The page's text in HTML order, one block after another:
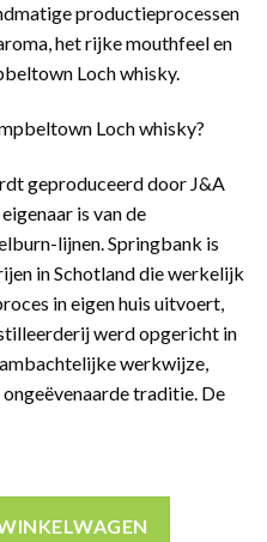
productieprocessen
het rijke mouthfeel en
Loch whisky.
Loch whisky?
geproduceerd door J&A
is van de
lijnen. Springbank is
in Schotland die werkelijk
in eigen huis uitvoert,
werd opgericht in
werkwijze,
traditie. De
aantal